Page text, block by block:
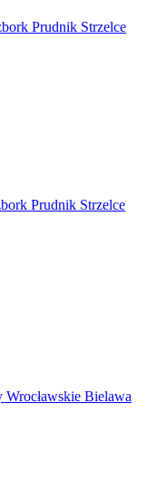
Prudnik Strzelce
Prudnik Strzelce
Wrocławskie Bielawa